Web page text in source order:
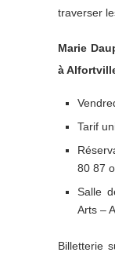
traverser
Marie
à
Tarif
80 87
Salle
Arts –
Billetterie